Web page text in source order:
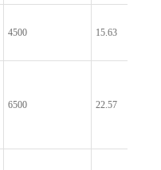
4500 15.63
6500 22.57